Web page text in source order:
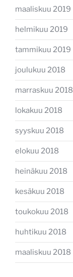
maaliskuu 2019
helmikuu 2019
tammikuu 2019
joulukuu 2018
marraskuu 2018
lokakuu 2018
syyskuu 2018
elokuu 2018
heinäkuu 2018
kesäkuu 2018
toukokuu 2018
huhtikuu 2018
maaliskuu 2018